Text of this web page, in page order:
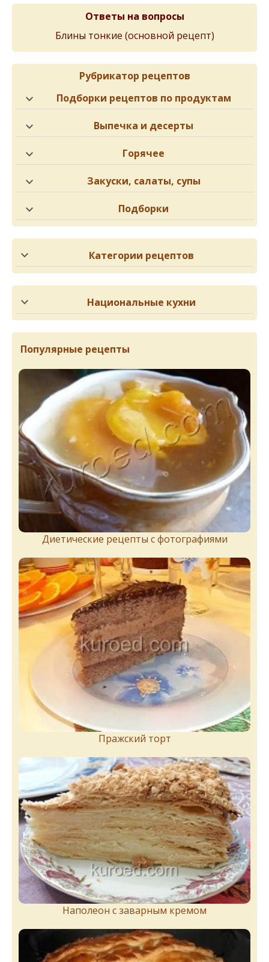
Ответы на вопросы
Блины тонкиe (основной рeцeпт)
Рубрикатор рецептов
Подборки рецептов по продуктам
Выпечка и десерты
Горячее
Закуски, салаты, супы
Подборки
Категории рецептов
Национальные кухни
Популярные рецепты
Диетические рецепты с фотографиями
Пражский торт
Наполеон с заварным кремом